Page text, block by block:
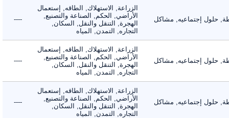
حلول إجتماعيه, مشاكل
الزراعة, الاستهلاك, الطاقه, إستعمال
الأراضي, الحكم, الصناعة والتصنيع,
الهجرة, التنقل والنقل, السكان,
التجاره, التمدن, المياه
----
حلول إجتماعيه, مشاكل
الزراعة, الاستهلاك, الطاقه, إستعمال
الأراضي, الحكم, الصناعة والتصنيع,
الهجرة, التنقل والنقل, السكان,
التجاره, التمدن, المياه
----
حلول إجتماعيه, مشاكل
الزراعة, الاستهلاك, الطاقه, إستعمال
الأراضي, الحكم, الصناعة والتصنيع,
الهجرة, التنقل والنقل, السكان,
التجاره, التمدن, المياه
----